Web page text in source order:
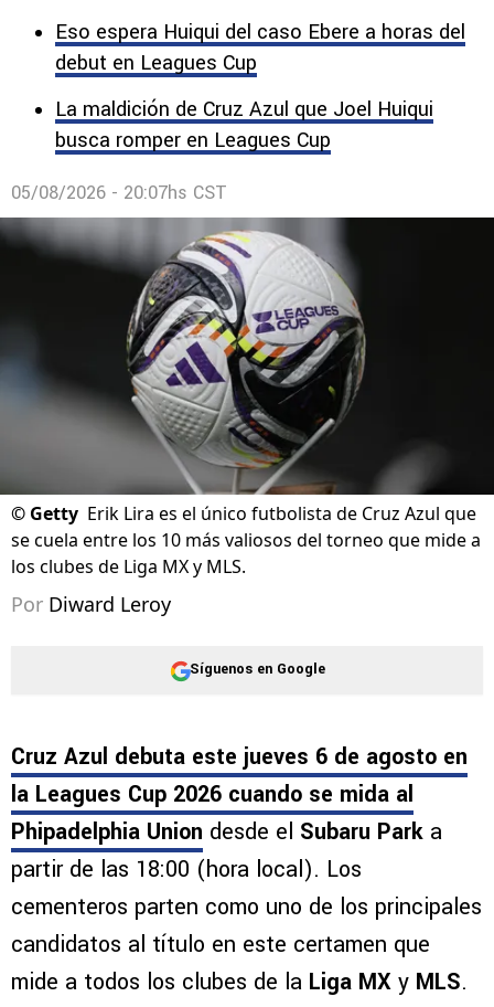
Eso espera Huiqui del caso Ebere a horas del
debut en Leagues Cup
La maldición de Cruz Azul que Joel Huiqui
busca romper en Leagues Cup
05/08/2026 - 20:07hs CST
© Getty Erik Lira es el único futbolista de Cruz Azul que
se cuela entre los 10 más valiosos del torneo que mide a
los clubes de Liga MX y MLS.
Por Diward Leroy
Síguenos en Google
Cruz Azul debuta este jueves 6 de agosto en
la Leagues Cup 2026 cuando se mida al
Phipadelphia Union desde el Subaru Park a
partir de las 18:00 (hora local). Los
cementeros parten como uno de los principales
candidatos al título en este certamen que
mide a todos los clubes de la Liga MX y MLS.